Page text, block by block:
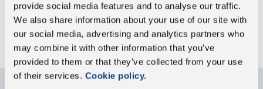
provide social media features and to analyse our traffic.
We also share information about your use of our site with
our social media, advertising and analytics partners who
may combine it with other information that you’ve
provided to them or that they’ve collected from your use
of their services. Cookie policy.
SCOPRI LA NOSTRA PROPOSTA